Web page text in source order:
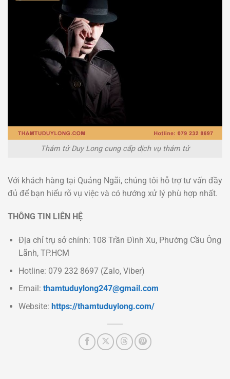
Thám tử Duy Long cung cấp dịch vụ thám tử
Với khách hàng tại Quảng Ngãi, chúng tôi hỗ trợ tư vấn đầy
đủ để bạn hiểu rõ vụ việc và có hướng xử lý phù hợp nhất.
THÔNG TIN LIÊN HỆ
Địa chỉ trụ sở chính: 108 Trần Đình Xu, Phường Cầu Ông
Lãnh, TP.HCM
Hotline: 079 232 8697 (Zalo, Viber)
Email: thamtuduylong247@gmail.com
Website: https://thamtuduylong.com/